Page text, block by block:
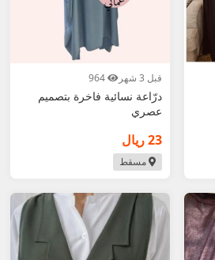
قبل 3 شهر
درّاعة نسائية فاخرة بتصميم
عصري
23 ريال
مسقط